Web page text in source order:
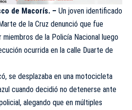
de Macorís. – Un joven identificado
de la Cruz denunció que fue
miembros de la Policía Nacional luego
ocurrida en la calle Duarte de
se desplazaba en una motocicleta
cuando decidió no detenerse ante
alegando que en múltiples